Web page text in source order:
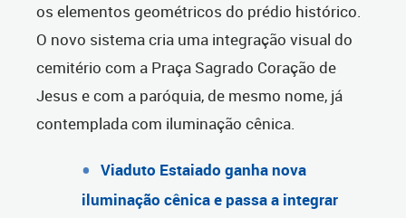
os elementos geométricos do prédio histórico.
O novo sistema cria uma integração visual do
cemitério com a Praça Sagrado Coração de
Jesus e com a paróquia, de mesmo nome, já
contemplada com iluminação cênica.
Viaduto Estaiado ganha nova
iluminação cênica e passa a integrar